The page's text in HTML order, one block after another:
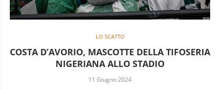
LO SCATTO
COSTA D’AVORIO, MASCOTTE DELLA TIFOSERIA
NIGERIANA ALLO STADIO
11 Giugno 2024